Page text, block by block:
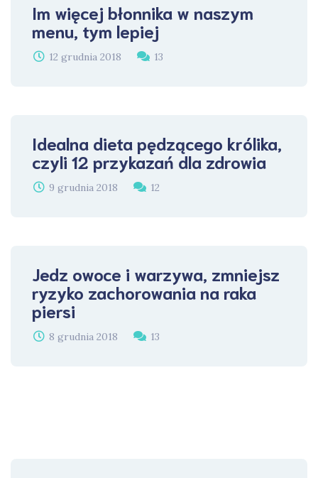
Im więcej błonnika w naszym
menu, tym lepiej
12 grudnia 2018 13
Idealna dieta pędzącego królika,
czyli 12 przykazań dla zdrowia
9 grudnia 2018 12
Jedz owoce i warzywa, zmniejsz
ryzyko zachorowania na raka
piersi
8 grudnia 2018 13